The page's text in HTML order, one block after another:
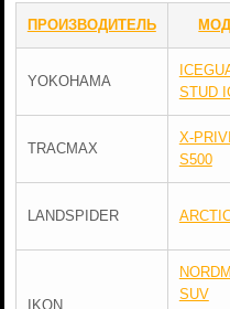
ПРОИЗВОДИТЕЛЬ
YOKOHAMA
STUD
TRACMAX
X-
S500
LANDSPIDER
IKON
SUV